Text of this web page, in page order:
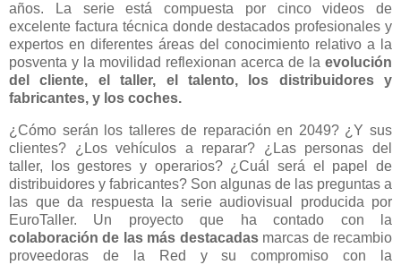
años. La serie está compuesta por cinco videos de
excelente factura técnica donde destacados profesionales y
expertos en diferentes áreas del conocimiento relativo a la
posventa y la movilidad reflexionan acerca de la evolución
del cliente, el taller, el talento, los distribuidores y
fabricantes, y los coches.
¿Cómo serán los talleres de reparación en 2049? ¿Y sus
clientes? ¿Los vehículos a reparar? ¿Las personas del
taller, los gestores y operarios? ¿Cuál será el papel de
distribuidores y fabricantes? Son algunas de las preguntas a
las que da respuesta la serie audiovisual producida por
EuroTaller. Un proyecto que ha contado con la
colaboración de las más destacadas marcas de recambio
proveedoras de la Red y su compromiso con la